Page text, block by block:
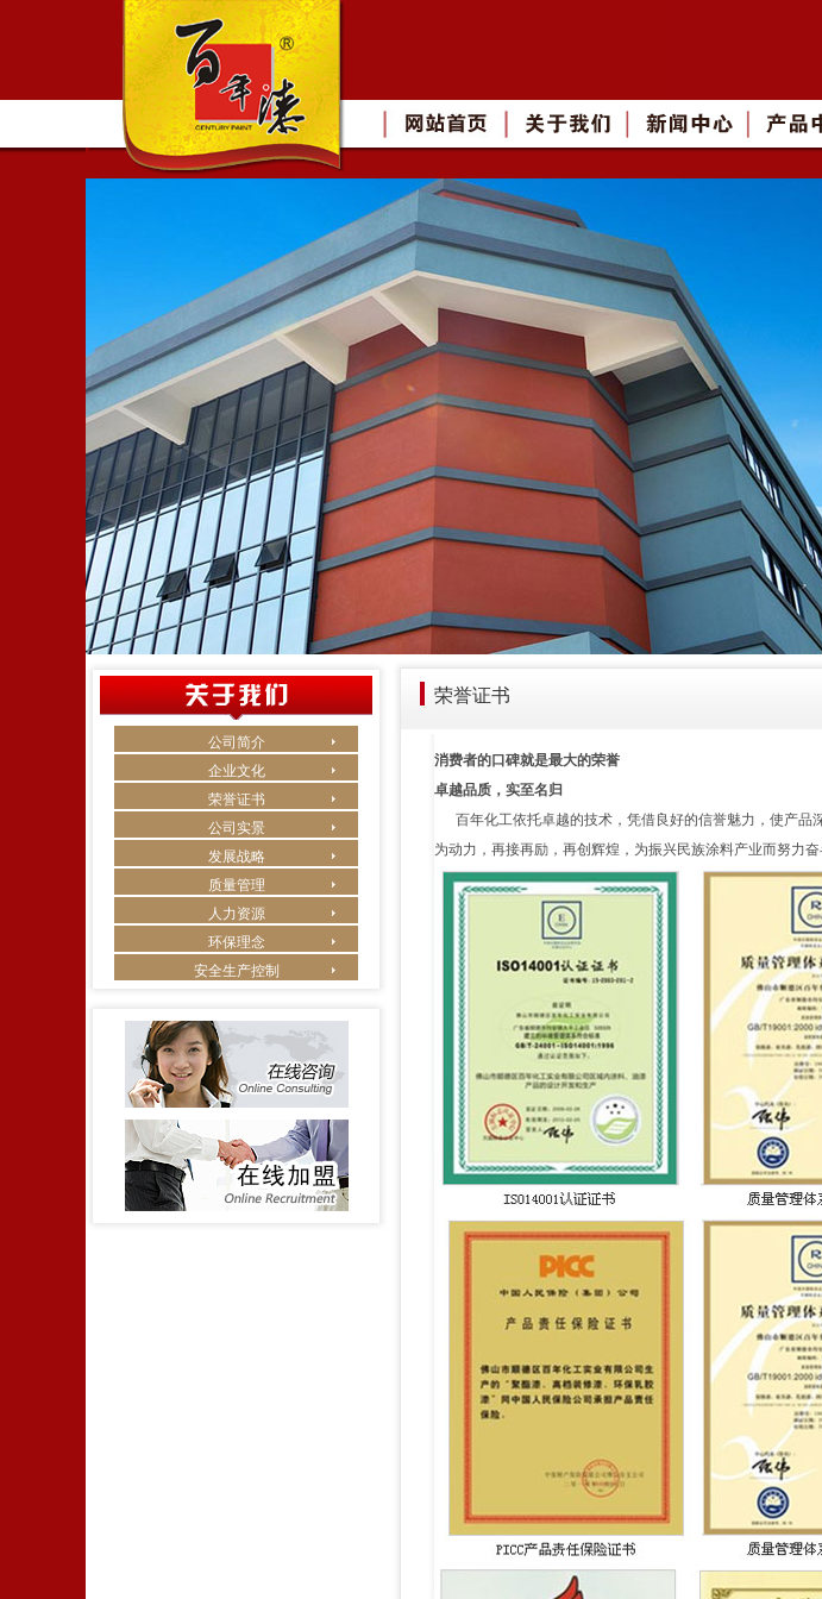
公司简介
企业文化
荣誉证书
公司实景
发展战略
质量管理
人力资源
环保理念
安全生产控制
荣誉证书
消费者的口碑就是最大的荣誉
卓越品质，实至名归
百年化工依托卓越的技术，凭借良好的信誉魅力，使产品
为动力，再接再励，再创辉煌，为振兴民族涂料产业而努力奋